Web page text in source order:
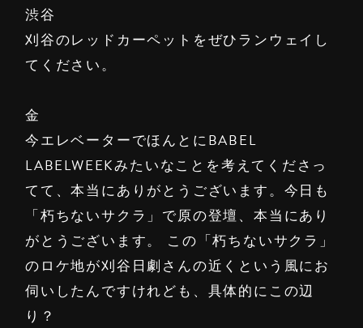
渋谷
刈谷のレッドカーペットをぜひランウェイし
てください。
金
今エレベーターでほんとにBABEL
LABELWEEKみたいなことを考えてくださっ
てて、本当にありがとうございます。今日も
「朽ちないサクラ」で原の登壇、本当にあり
がとうございます。 この「朽ちないサクラ」
のロケ地が刈谷日劇さんの近くという風にお
伺いしたんですけれども、具体的にこの辺
り？